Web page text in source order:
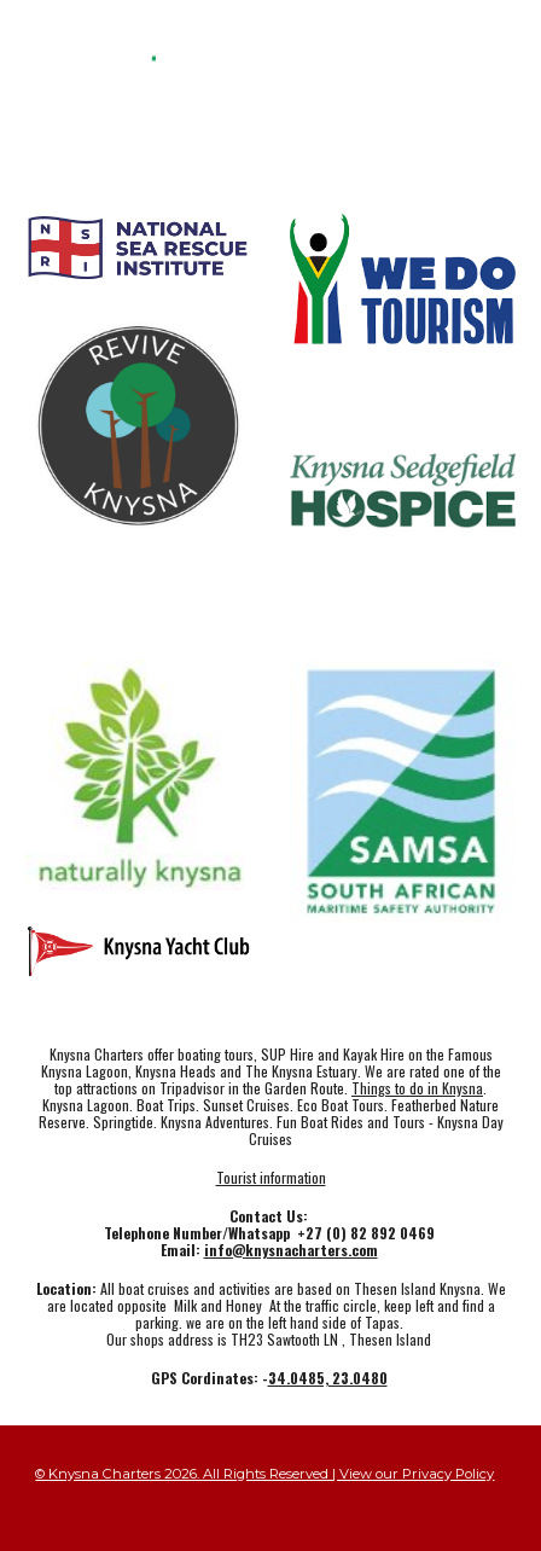
Knysna Charters offer boating tours, SUP Hire and Kayak Hire on the Famous
Knysna Lagoon, Knysna Heads and The Knysna Estuary. We are rated one of the
top attractions on Tripadvisor in the Garden Route. Things to do in Knysna
Knysna Lagoon. Boat Trips. Sunset Cruises. Eco Boat Tours. Featherbed Nature
Reserve. Springtide. Knysna Adventures. Fun Boat Rides and Tours - Knysna Day
Cruises
Tourist information
Contact Us:
Telephone Number/Whatsapp +27 (0) 82 892 0469
Email: info@knysnacharters.com
Location: All boat cruises and activities are based on Thesen Island Knysna. We
are located opposite Milk and Honey At the traffic circle, keep left and find a
parking. we are on the left hand side of Tapas.
Our shops address is TH23 Sawtooth LN , Thesen Island
GPS Cordinates: -34.0485, 23.0480
© Knysna Charters 2026. All Rights Reserved | View our Privacy Policy